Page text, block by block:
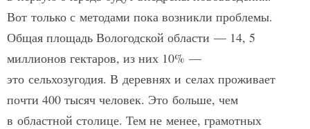
Вот только с методами пока возникли проблемы.
Общая площадь Вологодской области — 14, 5
миллионов гектаров, из них 10% —
это сельхозугодия. В деревнях и селах проживает
почти 400 тысяч человек. Это больше, чем
в областной столице. Тем не менее, грамотных